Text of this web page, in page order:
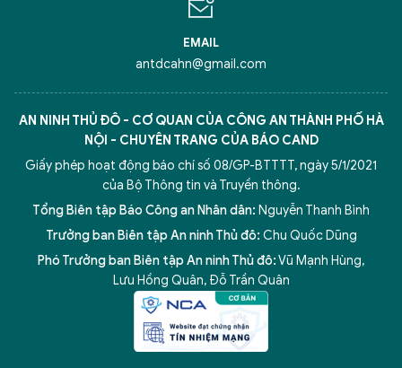
EMAIL
antdcahn@gmail.com
AN NINH THỦ ĐÔ - CƠ QUAN CỦA CÔNG AN THÀNH PHỐ HÀ
NỘI - CHUYÊN TRANG CỦA BÁO CAND
Giấy phép hoạt động báo chí số 08/GP-BTTTT, ngày 5/1/2021
của Bộ Thông tin và Truyền thông.
Tổng Biên tập Báo Công an Nhân dân: Nguyễn Thanh Bình
Trưởng ban Biên tập An ninh Thủ đô: Chu Quốc Dũng
Phó Trưởng ban Biên tập An ninh Thủ đô:Vũ Mạnh Hùng,
Lưu Hồng Quân, Đỗ Trần Quân
5 điểm nghẽn của Hà Nội giải pháp xử lý điểm nghẽn của